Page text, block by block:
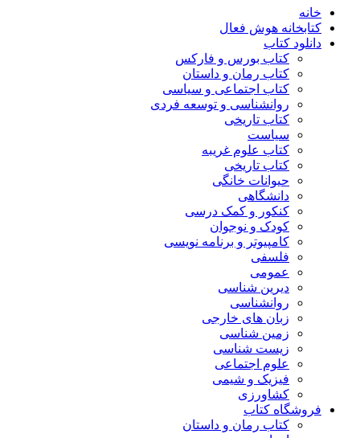
خانه
کتابخانه هوش فعال
دانلود کتاب
کتاب بورس و فارکس
کتاب رمان و داستان
کتاب اجتماعی و سیاسی
روانشناسی و توسعه فردی
کتاب تاریخی
سیاست
کتاب علوم غریبه
کتاب تاریخی
حیوانات خانگی
دانشگاهی
کنکور و کمک‌ درسی
کودک و نوجوان
کامپیوتر و برنامه نویسی
فلسفی
عمومی
دیرین شناسی
روانشناسی
زبان های خارجی
زمین شناسی
زیست شناسی
علوم اجتماعی
فیزیک و شیمی
کشاورزی
فروشگاه کتاب
کتاب رمان و داستان